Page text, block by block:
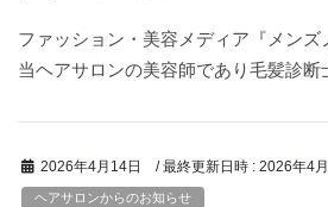
ファッション・美容メディア『メンズ
当ヘアサロンの美容師であり毛髪診
2026年4月14日 / 最終更新日時 : 2026年4
ヘアサロンからのお知らせ